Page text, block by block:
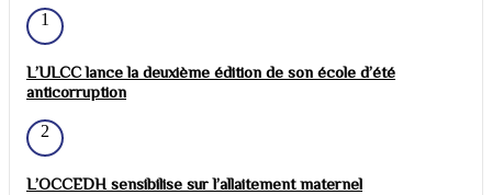
1
L’ULCC lance la deuxième édition de son école d’été
anticorruption
2
L’OCCEDH sensibilise sur l’allaitement maternel